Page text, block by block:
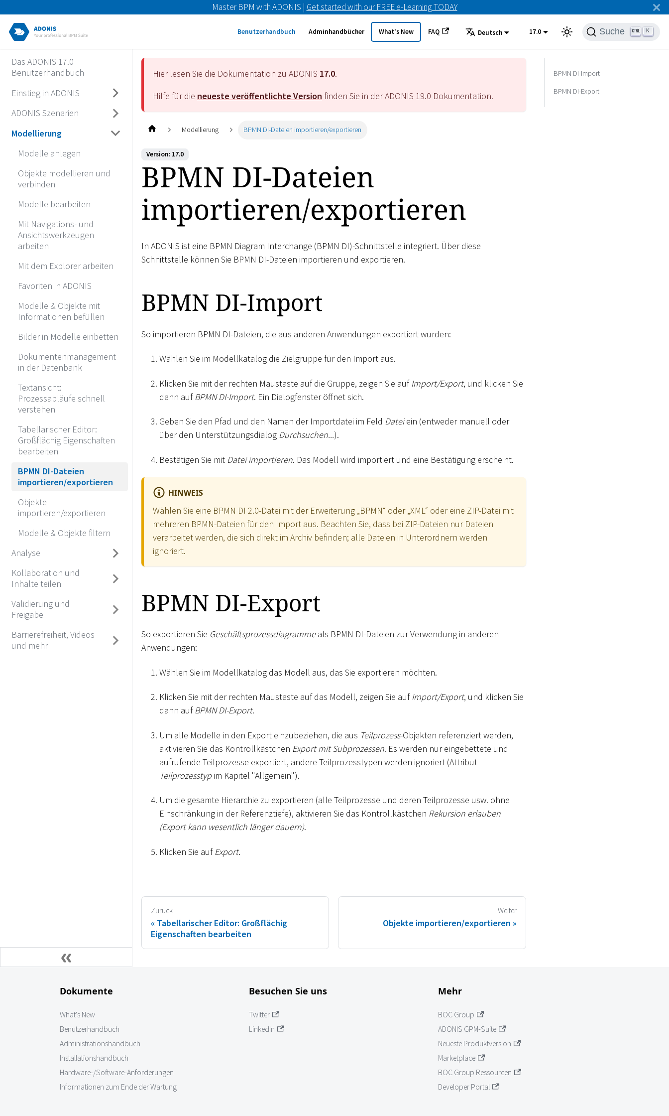
Master BPM with ADONIS | Get started with our FREE e-Learning TODAY
Benutzerhandbuch Adminhandbücher What's New FAQ Deutsch 17.0 Suche K
Das ADONIS 17.0
Benutzerhandbuch
Einstieg in ADONIS
ADONIS Szenarien
Modellierung
Modelle anlegen
Objekte modellieren und
verbinden
Modelle bearbeiten
Mit Navigations- und
Ansichtswerkzeugen
arbeiten
Mit dem Explorer arbeiten
Favoriten in ADONIS
Modelle & Objekte mit
Informationen befüllen
Bilder in Modelle einbetten
Dokumentenmanagement
in der Datenbank
Textansicht:
Prozessabläufe schnell
verstehen
Tabellarischer Editor:
Großflächig Eigenschaften
bearbeiten
BPMN DI-Dateien
importieren/exportieren
Objekte
importieren/exportieren
Modelle & Objekte filtern
Analyse
Kollaboration und
Inhalte teilen
Validierung und
Freigabe
Barrierefreiheit, Videos
und mehr
Hier lesen Sie die Dokumentation zu ADONIS 17.0.
Hilfe für die neueste veröffentlichte Version finden Sie in der ADONIS 19.0 Dokumentation.
Modellierung BPMN DI-Dateien importieren/exportieren
Version: 17.0
BPMN DI-Dateien
importieren/exportieren
In ADONIS ist eine BPMN Diagram Interchange (BPMN DI)-Schnittstelle integriert. Über diese
Schnittstelle können Sie BPMN DI-Dateien importieren und exportieren.
BPMN DI-Import
So importieren BPMN DI-Dateien, die aus anderen Anwendungen exportiert wurden:
Wählen Sie im Modellkatalog die Zielgruppe für den Import aus.
Klicken Sie mit der rechten Maustaste auf die Gruppe, zeigen Sie auf Import/Export, und klicken Sie
dann auf BPMN DI-Import. Ein Dialogfenster öffnet sich.
Geben Sie den Pfad und den Namen der Importdatei im Feld Dateiein (entweder manuell oder
über den Unterstützungsdialog Durchsuchen...).
Bestätigen Sie mit Datei importieren. Das Modell wird importiert und eine Bestätigung erscheint.
HINWEIS
Wählen Sie eine BPMN DI 2.0-Datei mit der Erweiterung „BPMN“ oder „XML“ oder eine ZIP-Datei mit
mehreren BPMN-Dateien für den Import aus. Beachten Sie, dass bei ZIP-Dateien nur Dateien
verarbeitet werden, die sich direkt im Archiv befinden; alle Dateien in Unterordnern werden
ignoriert.
BPMN DI-Export
So exportieren Sie Geschäftsprozessdiagrammeals BPMN DI-Dateien zur Verwendung in anderen
Anwendungen:
Wählen Sie im Modellkatalog das Modell aus, das Sie exportieren möchten.
Klicken Sie mit der rechten Maustaste auf das Modell, zeigen Sie aufImport/Export, und klicken Sie
dann aufBPMN DI-Export.
Um alle Modelle in den Export einzubeziehen, die aus Teilprozess-Objekten referenziert werden,
aktivieren Sie das Kontrollkästchen Export mit Subprozessen. Es werden nur eingebettete und
aufrufende Teilprozesse exportiert, andere Teilprozesstypen werden ignoriert (Attribut
Teilprozesstypim Kapitel "Allgemein").
Um die gesamte Hierarchie zu exportieren (alle Teilprozesse und deren Teilprozesse usw. ohne
Einschränkung in der Referenztiefe), aktivieren Sie das Kontrollkästchen Rekursion erlauben
(Export kann wesentlich länger dauern).
Klicken Sie auf Export.
Zurück
Tabellarischer Editor: Großflächig
Eigenschaften bearbeiten
Weiter
Objekte importieren/exportieren
BPMN DI-Import
BPMN DI-Export
Dokumente
What's New
Benutzerhandbuch
Administrationshandbuch
Installationshandbuch
Hardware-/Software-Anforderungen
Informationen zum Ende der Wartung
Besuchen Sie uns
Twitter
LinkedIn
Mehr
BOC Group
ADONIS GPM-Suite
Neueste Produktversion
Marketplace
BOC Group Ressourcen
Developer Portal